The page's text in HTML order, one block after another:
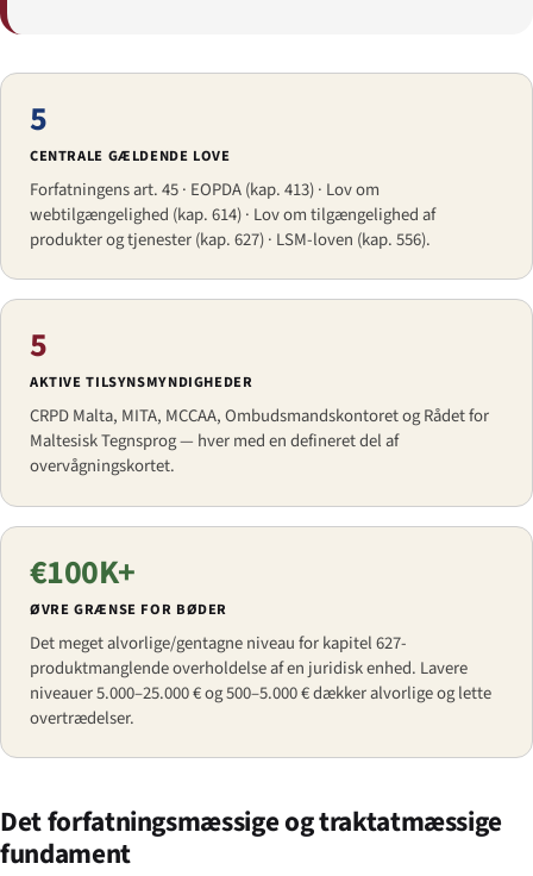
5
CENTRALE GÆLDENDE LOVE
Forfatningens art. 45 · EOPDA (kap. 413) · Lov om
webtilgængelighed (kap. 614) · Lov om tilgængelighed af
produkter og tjenester (kap. 627) · LSM-loven (kap. 556).
5
AKTIVE TILSYNSMYNDIGHEDER
CRPD Malta, MITA, MCCAA, Ombudsmandskontoret og Rådet for
Maltesisk Tegnsprog — hver med en defineret del af
overvågningskortet.
€100K+
ØVRE GRÆNSE FOR BØDER
Det meget alvorlige/gentagne niveau for kapitel 627-
produktmanglende overholdelse af en juridisk enhed. Lavere
niveauer 5.000–25.000 € og 500–5.000 € dækker alvorlige og lette
overtrædelser.
Det forfatningsmæssige og traktatmæssige
fundament